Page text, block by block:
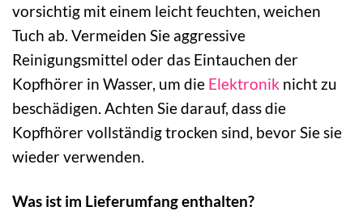
vorsichtig mit einem leicht feuchten, weichen
Tuch ab. Vermeiden Sie aggressive
Reinigungsmittel oder das Eintauchen der
Kopfhörer in Wasser, um die Elektronik nicht zu
beschädigen. Achten Sie darauf, dass die
Kopfhörer vollständig trocken sind, bevor Sie sie
wieder verwenden.
Was ist im Lieferumfang enthalten?